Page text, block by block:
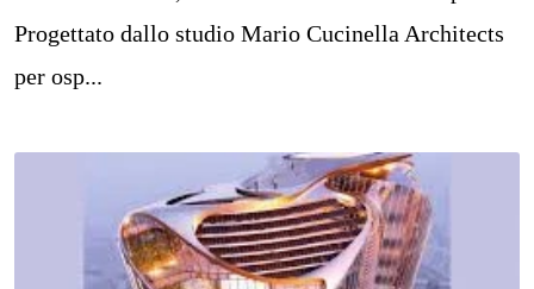
Progettato dallo studio Mario Cucinella Architects
per osp...